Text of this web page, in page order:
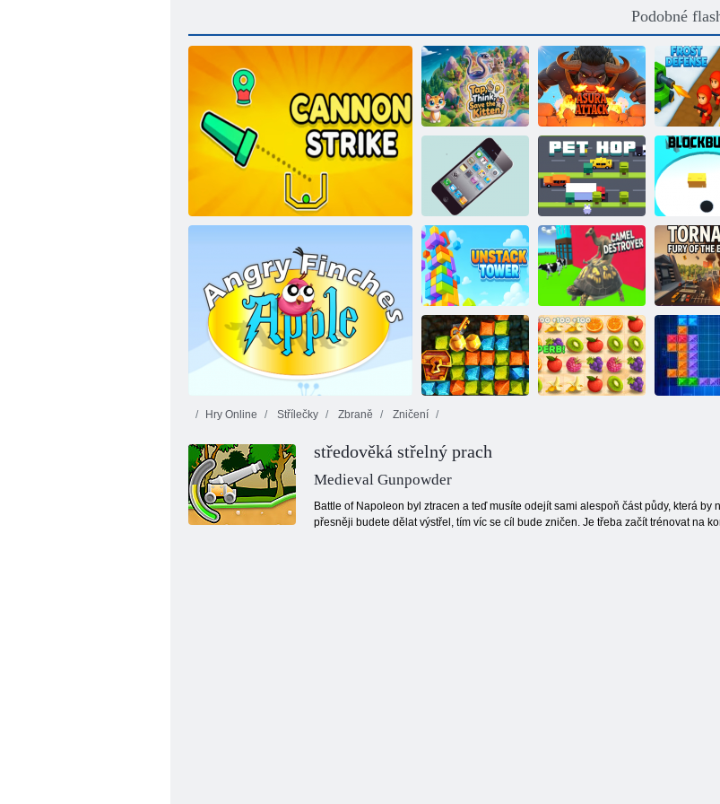
Podobné
Rána zbraně
Klikněte,
přemýšlejte,
zachraňte kotě!
Asura útok
Ochrana
mrazu
Zlomte telefon Pet Jump Block
Rozbalení věže
Ničitel
velbloudů
Elemental
Gold Rush:
Treasure Hunter
Hry Online Střílečky Zbraně Zničení
středověká střelný prach
Medieval Gunpowder
Battle of Napoleon byl ztracen a teď musíte odejít sami alespoň část půdy, která
přesněji budete dělat výstřel, tím víc se cíl bude zničen. Je třeba začít trénovat na